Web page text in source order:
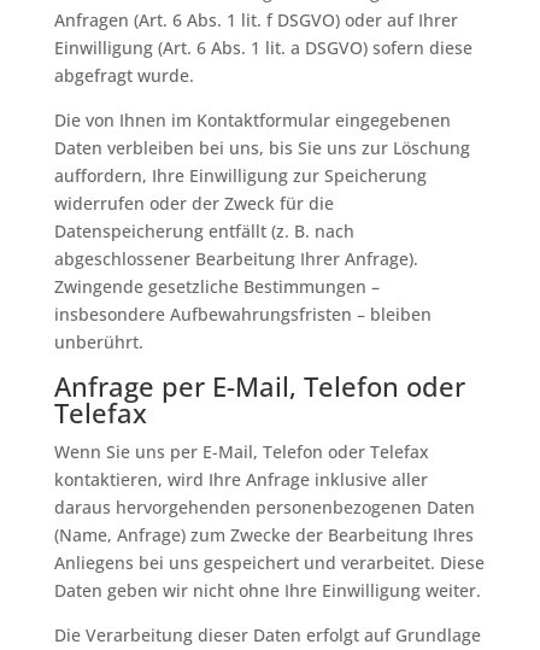
Anfragen (Art. 6 Abs. 1 lit. f DSGVO) oder auf Ihrer
Einwilligung (Art. 6 Abs. 1 lit. a DSGVO) sofern diese
abgefragt wurde.
Die von Ihnen im Kontaktformular eingegebenen
Daten verbleiben bei uns, bis Sie uns zur Löschung
auffordern, Ihre Einwilligung zur Speicherung
widerrufen oder der Zweck für die
Datenspeicherung entfällt (z. B. nach
abgeschlossener Bearbeitung Ihrer Anfrage).
Zwingende gesetzliche Bestimmungen –
insbesondere Aufbewahrungsfristen – bleiben
unberührt.
Anfrage per E-Mail, Telefon oder
Telefax
Wenn Sie uns per E-Mail, Telefon oder Telefax
kontaktieren, wird Ihre Anfrage inklusive aller
daraus hervorgehenden personenbezogenen Daten
(Name, Anfrage) zum Zwecke der Bearbeitung Ihres
Anliegens bei uns gespeichert und verarbeitet. Diese
Daten geben wir nicht ohne Ihre Einwilligung weiter.
Die Verarbeitung dieser Daten erfolgt auf Grundlage